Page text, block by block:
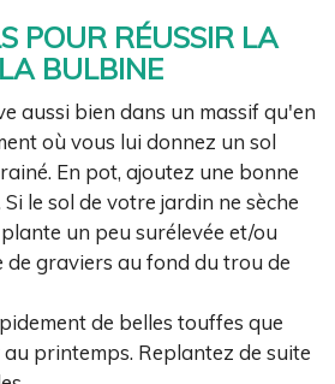
POUR RÉUSSIR LA
BULBINE
aussi bien dans un massif qu'en
où vous lui donnez un sol
En pot, ajoutez une bonne
le sol de votre jardin ne sèche
un peu surélevée et/ou
de graviers au fond du trou de
de belles touffes que
printemps. Replantez de suite